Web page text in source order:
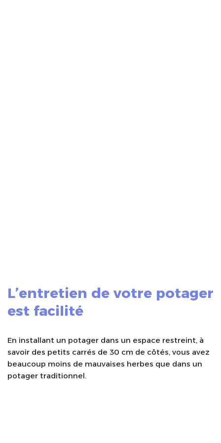
L’entretien de votre potager
est facilité
En installant un potager dans un espace restreint, à
savoir des petits carrés de 30 cm de côtés, vous avez
beaucoup moins de mauvaises herbes que dans un
potager traditionnel.